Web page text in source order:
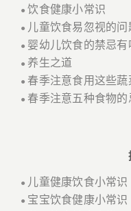
●饮食健康小常识
● 儿童饮食易忽视的问
● 婴幼儿饮食的禁忌有
● 养生之道
● 春季注意食用这些蔬
● 春季注意五种食物的
● 儿童健康饮食小常识
● 宝宝饮食健康小常识